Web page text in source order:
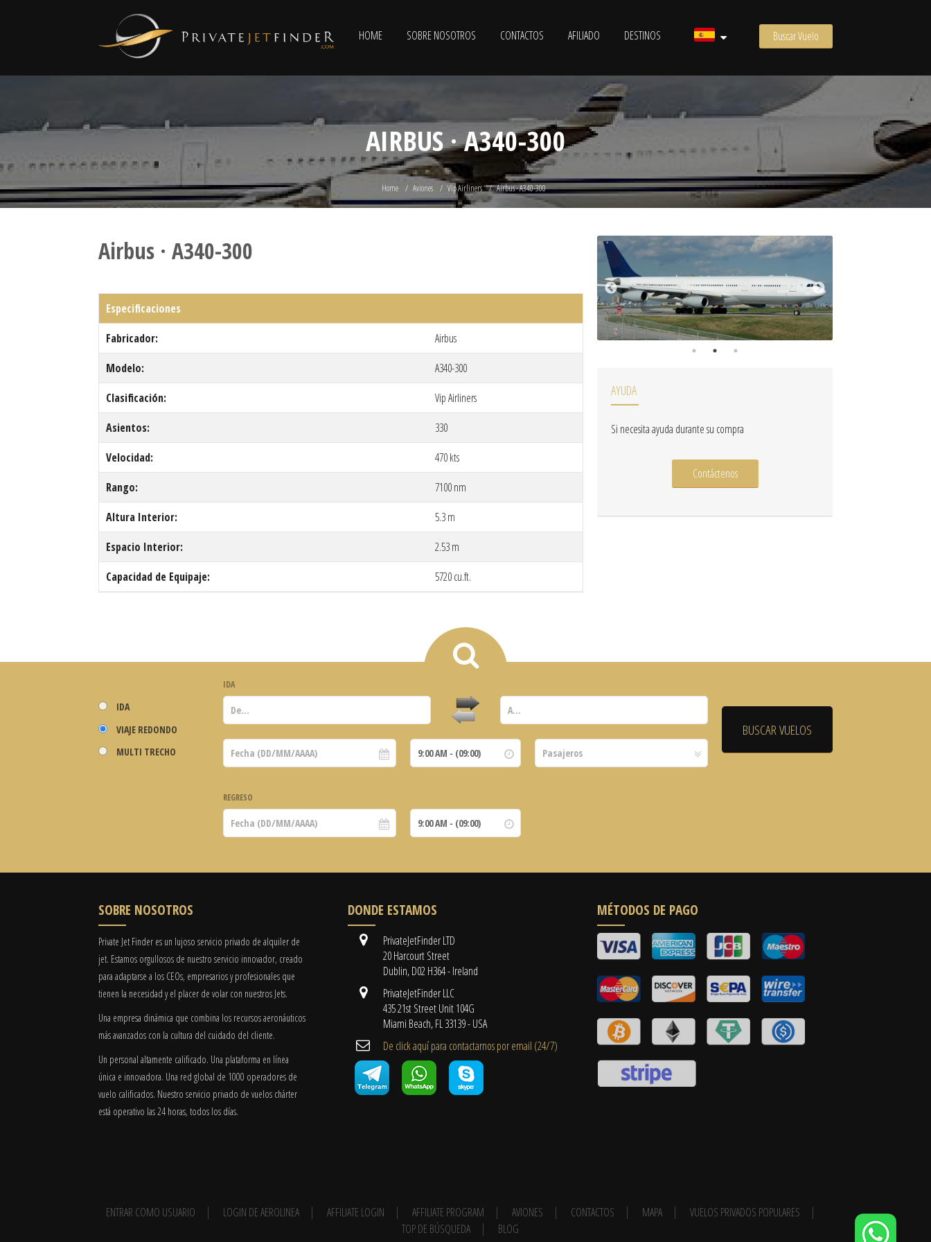
HOME SOBRE NOSOTROS CONTACTOS AFILIADO DESTINOS Buscar Vuelo
AIRBUS · A340-300
Home Aviones Vip Airliners Airbus · A340-300
Airbus · A340-300
Especificaciones
Fabricador:
Airbus
Modelo:
A340-300
Clasificación:
Vip Airliners
Asientos:
330
Velocidad:
470 kts
Rango:
7100 nm
Altura Interior:
5.3 m
Espacio Interior:
2.53 m
Capacidad de Equipaje:
5720 cu.ft.
AYUDA
Si necesita ayuda durante su compra
Contáctenos
IDA
VIAJE REDONDO
MULTI TRECHO
IDA
REGRESO
SOBRE NOSOTROS
Private Jet Finder es un lujoso servicio privado de alquiler de
jet. Estamos orgullosos de nuestro servicio innovador, creado
para adaptarse a los CEOs, empresarios y profesionales que
tienen la necesidad y el placer de volar con nuestros Jets.
Una empresa dinámica que combina los recursos aeronáuticos
más avanzados con la cultura del cuidado del cliente.
Un personal altamente calificado. Una plataforma en línea
única e innovadora. Una red global de 1000 operadores de
vuelo calificados. Nuestro servicio privado de vuelos chárter
está operativo las 24 horas, todos los días.
DONDE ESTAMOS
PrivateJetFinder LTD
20 Harcourt Street
Dublin, D02 H364 - Ireland
PrivateJetFinder LLC
435 21st Street Unit 104G
Miami Beach, FL 33139 - USA
De click aquí para contactarnos por email ​(24/7)
MÉTODOS DE PAGO
ENTRAR COMO USUARIO LOGIN DE AEROLINEA AFFILIATE LOGIN AFFILIATE PROGRAM AVIONES CONTACTOS MAPA
VUELOS PRIVADOS POPULARES
TOP DE BÚSQUEDA
BLOG